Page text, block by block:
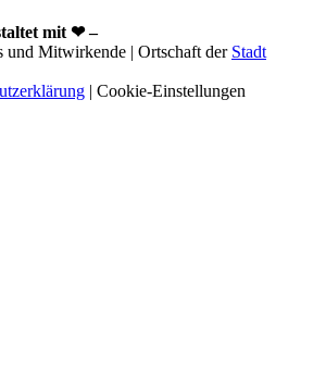
mit ❤ –
und Mitwirkende | Ortschaft der Stadt
| Cookie-Einstellungen